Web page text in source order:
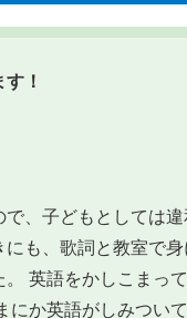
！
、子どもとしては
も、歌詞と教室で
英語をかしこまっ
か英語がしみつい